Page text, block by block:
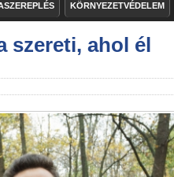
KÖRNYEZETVÉDELEM
szereti, ahol él